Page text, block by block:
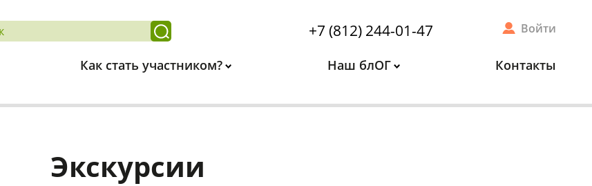
+7 (812) 244-01-47 Войти
Как стать участником? Наш блОГ Контакты
Экскурсии